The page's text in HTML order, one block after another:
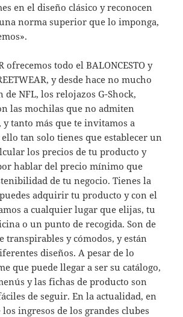
en el diseño clásico y reconocen
norma superior que lo imponga,
ofrecemos todo el BALONCESTO y
y desde hace no mucho
de NFL, los relojazos G-Shock,
las mochilas que no admiten
y tanto más que te invitamos a
tan solo tienes que establecer un
los precios de tu producto y
hablar del precio mínimo que
de tu negocio. Tienes la
adquirir tu producto y con el
a cualquier lugar que elijas, tu
o un punto de recogida. Son de
transpirables y cómodos, y están
diseños. A pesar de lo
que puede llegar a ser su catálogo,
y las fichas de producto son
de seguir. En la actualidad, en
ingresos de los grandes clubes